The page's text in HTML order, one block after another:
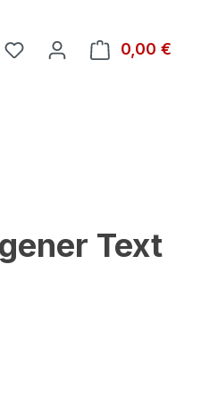
Du hast 0 Produkte auf
0,00 €
Text